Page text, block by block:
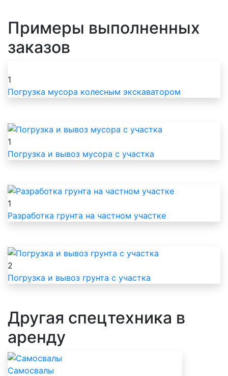
Примеры выполненных
заказов
1
Погрузка мусора колесным экскаватором
1
Погрузка и вывоз мусора с участка
1
Разработка грунта на частном участке
2
Погрузка и вывоз грунта с участка
Другая спецтехника в
аренду
Самосвалы